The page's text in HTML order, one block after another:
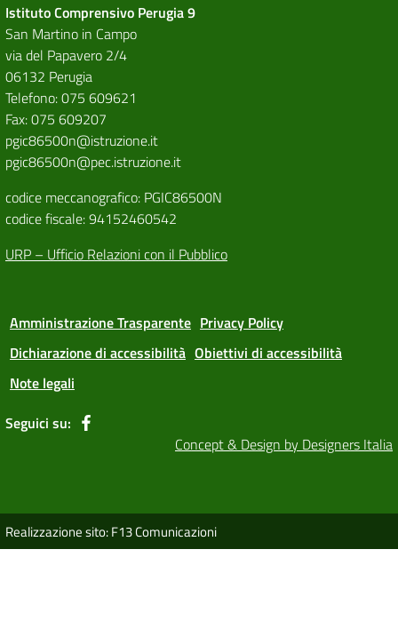
Istituto Comprensivo Perugia 9
San Martino in Campo
via del Papavero 2/4
06132 Perugia
Telefono: 075 609621
Fax: 075 609207
pgic86500n@istruzione.it
pgic86500n@pec.istruzione.it
codice meccanografico: PGIC86500N
codice fiscale: 94152460542
URP – Ufficio Relazioni con il Pubblico
Amministrazione Trasparente Privacy Policy
Dichiarazione di accessibilità Obiettivi di accessibilità
Note legali
Seguici su:
Concept & Design by Designers Italia
Realizzazione sito: F13 Comunicazioni